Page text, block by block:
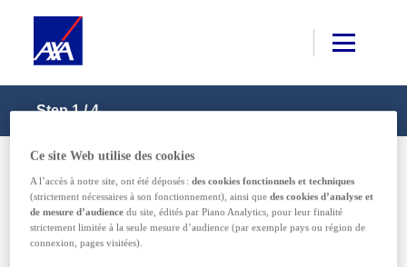
Step1/4.
Détails du voyage
Ce site Web utilise des cookies
A l’accès à notre site, ont été déposés :des cookies fonctionnels et techniques
(strictement nécessaires à son fonctionnement), ainsi quedes cookies d’analyse et
de mesure d’audience du site, édités par Piano Analytics, pour leur finalité
strictement limitée à la seule mesure d’audience (par exemple pays ou région de
connexion, pages visitées).